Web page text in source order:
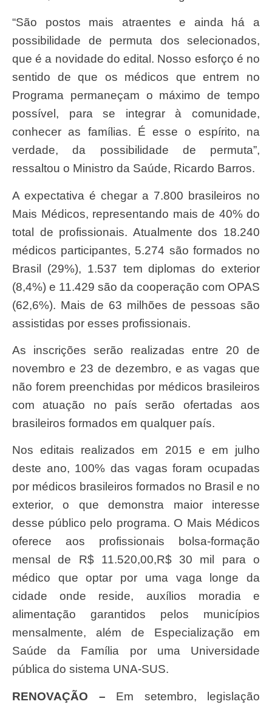
“São postos mais atraentes e ainda há a
possibilidade de permuta dos selecionados,
que é a novidade do edital. Nosso esforço é no
sentido de que os médicos que entrem no
Programa permaneçam o máximo de tempo
possível, para se integrar à comunidade,
conhecer as famílias. É esse o espírito, na
verdade, da possibilidade de permuta”,
ressaltou o Ministro da Saúde, Ricardo Barros.
A expectativa é chegar a 7.800 brasileiros no
Mais Médicos, representando mais de 40% do
total de profissionais. Atualmente dos 18.240
médicos participantes, 5.274 são formados no
Brasil (29%), 1.537 tem diplomas do exterior
(8,4%) e 11.429 são da cooperação com OPAS
(62,6%). Mais de 63 milhões de pessoas são
assistidas por esses profissionais.
As inscrições serão realizadas entre 20 de
novembro e 23 de dezembro, e as vagas que
não forem preenchidas por médicos brasileiros
com atuação no país serão ofertadas aos
brasileiros formados em qualquer país.
Nos editais realizados em 2015 e em julho
deste ano, 100% das vagas foram ocupadas
por médicos brasileiros formados no Brasil e no
exterior, o que demonstra maior interesse
desse público pelo programa. O Mais Médicos
oferece aos profissionais bolsa-formação
mensal de R$ 11.520,00,R$ 30 mil para o
médico que optar por uma vaga longe da
cidade onde reside, auxílios moradia e
alimentação garantidos pelos municípios
mensalmente, além de Especialização em
Saúde da Família por uma Universidade
pública do sistema UNA-SUS.
RENOVAÇÃO – Em setembro, legislação